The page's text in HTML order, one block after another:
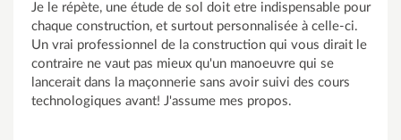
Je le répète, une étude de sol doit etre indispensable pour
chaque construction, et surtout personnalisée à celle-ci.
Un vrai professionnel de la construction qui vous dirait le
contraire ne vaut pas mieux qu'un manoeuvre qui se
lancerait dans la maçonnerie sans avoir suivi des cours
technologiques avant! J'assume mes propos.